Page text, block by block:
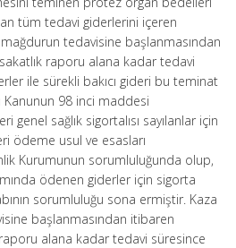
tüm tedavi giderlerini içeren
tedavisine başlanmasından
raporu alana kadar tedavi
ile sürekli bakıcı gideri bu teminat
Kanunun 98 inci maddesi
genel sağlık sigortalısı sayılanlar için
ödeme usul ve esasları
Kurumunun sorumluluğunda olup,
ödenen giderler için sigorta
sorumluluğu sona ermiştir. Kaza
başlanmasından itibaren
alana kadar tedavi süresince